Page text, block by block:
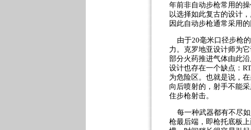
年前非自动步枪常用的
以选择如此复古的设计
因此自动步枪通常采用
由于20毫米口径步枪的
力。克罗地亚设计师为
部分火药推进气体由此
设计也存在一个缺点：
为危险区。也就是说，
向后喷射的，射手不能
住步枪射击。
每一种武器都有不尽如
枪最后端，即枪托底板